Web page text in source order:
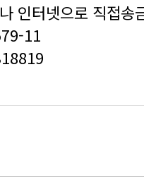
인터넷으로 직접송
11